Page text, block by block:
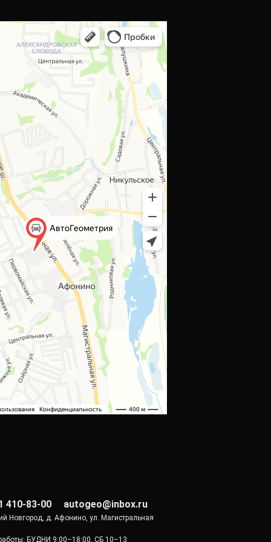
410-83-00 autogeo@inbox.ru
Новгород, д. Афонино, ул. Магистральная
БУДНИ 9:00–18:00, СБ 10–13